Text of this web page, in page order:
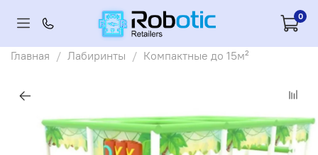
0
Главная Лабиринты Компактные до 15м²